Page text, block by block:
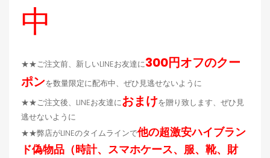
中
★★ご注文前、新しいLINEお友達に300円オフのクー
ポンを数量限定に配布中、ぜひ見逃せないように
★★ご注文後、LINEお友達におまけを贈り致します、ぜひ見
逃せないように
★★弊店がLINEのタイムラインで他の超激安ハイブラン
ド偽物品（時計、スマホケース、服、靴、財